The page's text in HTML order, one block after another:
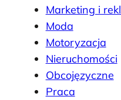
Marketing i
Moda
Motoryzacja
Nieruchomości
Obcojęzyczne
Praca